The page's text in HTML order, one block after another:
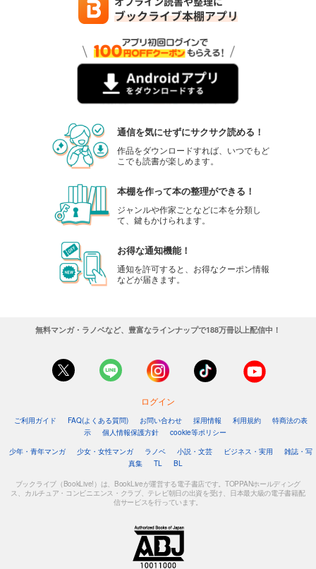
通信を気にせずにサクサク読める！
作品をダウンロードすれば、いつでもど
こでも読書が楽しめます。
本棚を作って本の整理ができる！
ジャンルや作家ごとなどに本を分類し
て、鍵もかけられます。
お得な通知機能！
通知を許可すると、お得なクーポン情報
などが届きます。
無料マンガ・ラノベなど、豊富なラインナップで188万冊以上配信中！
ログイン
ご利用ガイド FAQ(よくある質問) お問い合わせ 採用情報 利用規約
特商法の表
示
個人情報保護方針
cookie等ポリシー
少年・青年マンガ
少女・女性マンガ ラノベ 小説・文芸 ビジネス・実用
雑誌・写
真集
TL BL
ブックライブ（BookLive!）は、BookLiveが運営する電子書店です。TOPPANホールディング
ス、カルチュア・コンビニエンス・クラブ、テレビ朝日の出資を受け、日本最大級の電子書籍配
信サービスを行っています。